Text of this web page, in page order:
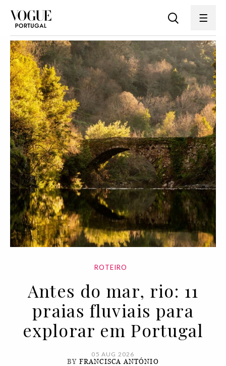
ROTEIRO
Antes do mar, rio: 11
praias fluviais para
explorar em Portugal
05 AUG 2026
BY FRANCISCA ANTÓNIO